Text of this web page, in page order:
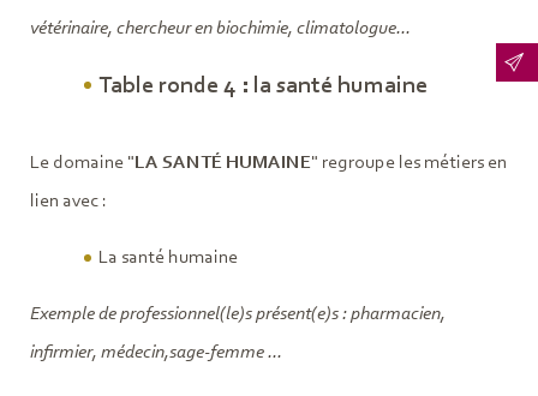
vétérinaire, chercheur en biochimie, climatologue...
Table ronde 4 : la santé humaine
Le domaine "LA SANTÉ HUMAINE" regroupe les métiers en
lien avec :
La santé humaine
Exemple de professionnel(le)s présent(e)s : pharmacien,
infirmier, médecin,sage-femme ...